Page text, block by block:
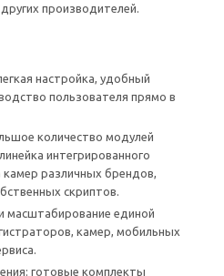
производителей.
настройка, удобный
пользователя прямо в
количество модулей
интегрированного
различных брендов,
скриптов.
масштабирование единой
камер, мобильных
готовые комплекты